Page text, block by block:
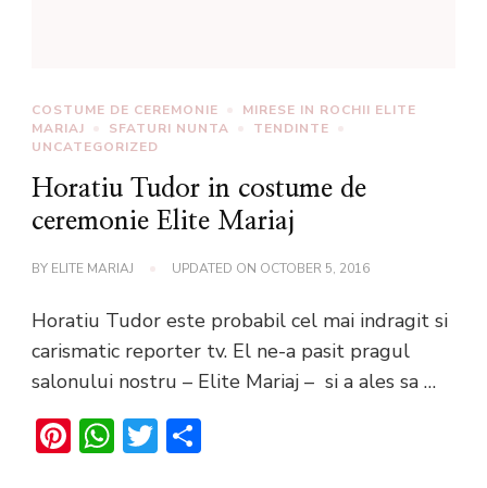
COSTUME DE CEREMONIE
MIRESE IN ROCHII ELITE
MARIAJ
SFATURI NUNTA
TENDINTE
UNCATEGORIZED
Horatiu Tudor in costume de
ceremonie Elite Mariaj
BY ELITE MARIAJ UPDATED ON OCTOBER 5, 2016
Horatiu Tudor este probabil cel mai indragit si
carismatic reporter tv. El ne-a pasit pragul
salonului nostru – Elite Mariaj – si a ales sa …
Pinterest
WhatsApp
Twitter